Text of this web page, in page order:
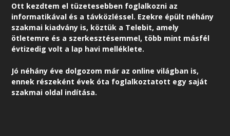
Ott kezdtem el tüzetesebben foglalkozni az
informatikával és a távközléssel. Ezekre épült néhány
szakmai kiadvány is, köztük a Telebit, amely
ötletemre és a szerkesztésemmel, több mint másfél
évtizedig volt a lap havi melléklete.
Jó néhány éve dolgozom már az online világban is,
ennek részeként évek óta foglalkoztatott egy saját
szakmai oldal indítása.